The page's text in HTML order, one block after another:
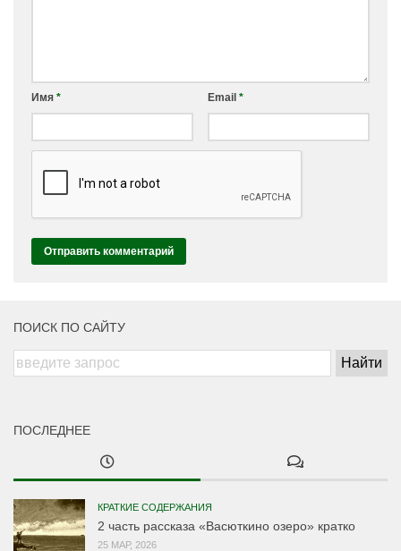
Имя * Email *
ПОИСК ПО САЙТУ
ПОСЛЕДНЕЕ
КРАТКИЕ СОДЕРЖАНИЯ
2 часть рассказа «Васюткино озеро» кратко
25 МАР, 2026